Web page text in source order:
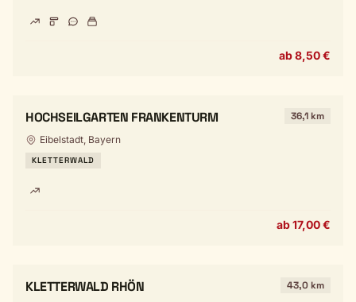
ab 8,50 €
HOCHSEILGARTEN FRANKENTURM 36,1 km
Eibelstadt, Bayern
KLETTERWALD
ab 17,00 €
KLETTERWALD RHÖN 43,0 km